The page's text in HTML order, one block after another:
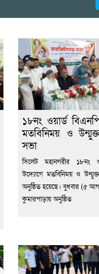
১৮নং ওয়ার্ড
মতবিনিময় ও
সভা
সিলেট মহানগরীর ১৮নং
উদ্যোগে মতবিনিময় ও
অনুষ্ঠিত হয়েছে। বুধবার (৫
কুমারপাড়ায় অনুষ্ঠিত